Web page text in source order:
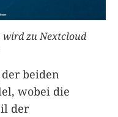
zu Nextcloud
beiden
wobei die
der